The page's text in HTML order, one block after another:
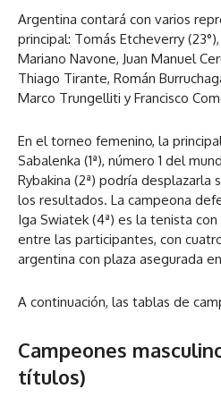
Argentina contará con varios
principal: Tomás Etcheverry
Mariano Navone, Juan Manuel
Thiago Tirante, Román
Marco Trungelliti y Francisco
En el torneo femenino, la
Sabalenka (1ª), número 1 del
Rybakina (2ª) podría desplazarla
los resultados. La campeona
Iga Swiatek (4ª) es la tenista
entre las participantes, con
argentina con plaza asegurada
A continuación, las tablas de
Campeones
títulos)